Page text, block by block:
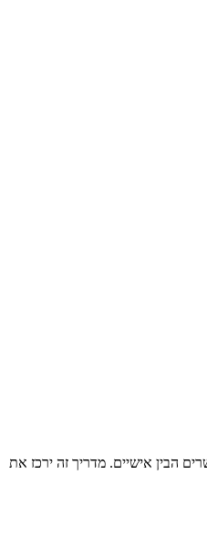
הבין אישיים. מדריך זה ירכז את